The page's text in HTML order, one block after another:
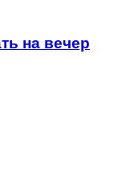
на вечер